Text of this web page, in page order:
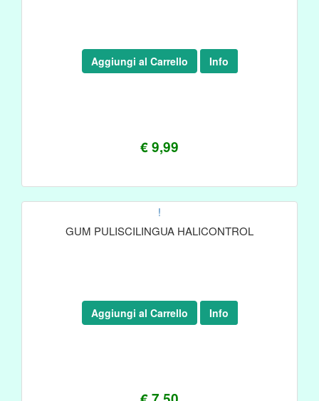
€ 9,99
Aggiungi al Carrello Info
!
GUM PULISCILINGUA HALICONTROL
Aggiungi al Carrello Info